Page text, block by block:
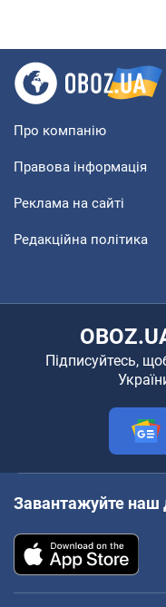
Про компанію
Правова інформація
Реклама на сайті
Редакційна політика
Підписуйтесь,
Завантажуйте наш